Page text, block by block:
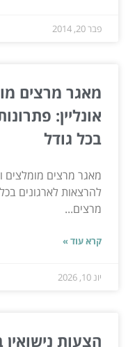
פבר 20, 2014
מאגר מרצים
אונליין:
בכל גודל
מאגר מרצים מומלצים
להרצאות לארגונים
מרצים...
קרא עוד »
יונ 10, 2026